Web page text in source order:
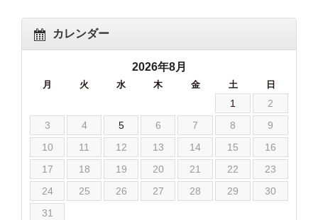
カレンダー
2026年8月
月 火 水 木 金 土 日
1
2
3
4 5 6 7 8
9
10
11 12 13 14 15
16
17
18 19 20 21 22
23
24
25 26 27 28 29
30
31